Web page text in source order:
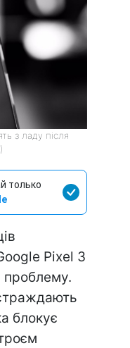
з ладу після
только
Pixel 3
блокує